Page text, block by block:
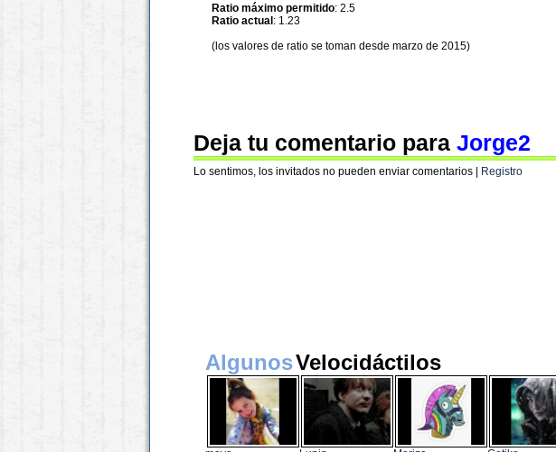
Ratio máximo permitido: 2.5
Ratio actual : 1.23
(los valores de ratio se toman desde marzo de 2015)
Deja tu comentario para Jorge2
Lo sentimos, los invitados no pueden enviar comentarios | Registro
AlgunosVelocidáctilos